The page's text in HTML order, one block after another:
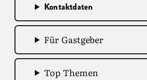
Kontaktdaten
Für Gastgeber
Top Themen